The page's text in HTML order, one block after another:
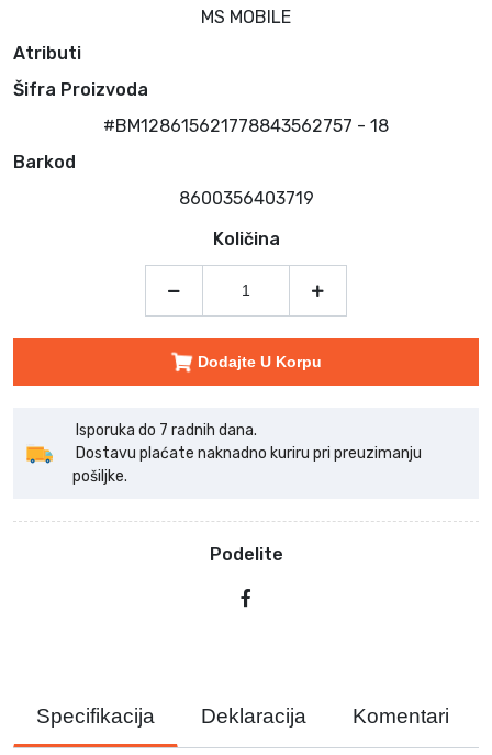
MS MOBILE
Atributi
Šifra Proizvoda
#BM128615621778843562757 - 18
Barkod
8600356403719
Količina
Dodajte U Korpu
Isporuka do 7 radnih dana.
Dostavu plaćate naknadno kuriru pri preuzimanju
pošiljke.
Podelite
Specifikacija Deklaracija Komentari